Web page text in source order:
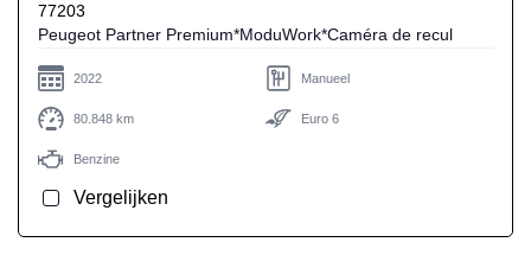
77203
Peugeot Partner Premium*ModuWork*Caméra de recul
2022 Manueel
80.848 km Euro 6
Benzine
Vergelijken